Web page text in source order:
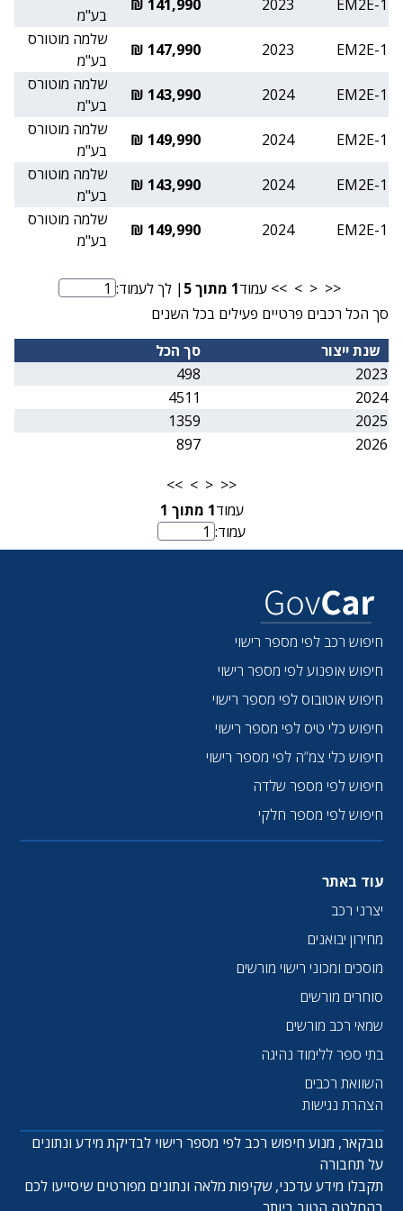
EM2E-1
2023
141,990 ₪
בע"מ
EM2E-1
2023
147,990 ₪
שלמה מוטורס
בע"מ
EM2E-1
2024
143,990 ₪
שלמה מוטורס
בע"מ
EM2E-1
2024
149,990 ₪
שלמה מוטורס
בע"מ
EM2E-1
2024
143,990 ₪
שלמה מוטורס
בע"מ
EM2E-1
2024
149,990 ₪
שלמה מוטורס
בע"מ
<<
<
>
>> עמוד1 מתוך5 מספר עמוד
| לך לעמוד:
סך הכל רכבים פרטיים פעילים בכל השנים
שנת ייצור
סך הכל
2023
498
2024
4511
2025
1359
2026
897
<<
<
>
>>
עמוד1 מתוך 1
מספר עמוד
עמוד:
חיפוש רכב לפי מספר רישוי
חיפוש אופנוע לפי מספר רישוי
חיפוש אוטובוס לפי מספר רישוי
חיפוש כלי טיס לפי מספר רישוי
חיפוש כלי צמ”ה לפי מספר רישוי
חיפוש לפי מספר שלדה
חיפוש לפי מספר חלקי
עוד באתר
יצרני רכב
מחירון יבואנים
מוסכים ומכוני רישוי מורשים
סוחרים מורשים
שמאי רכב מורשים
בתי ספר ללימוד נהיגה
השוואת רכבים
הצהרת נגישות
גובקאר, מנוע חיפוש רכב לפי מספר רישוי לבדיקת מידע ונתונים
על תחבורה
תקבלו מידע עדכני, שקיפות מלאה ונתונים מפורטים שיסייעו לכם